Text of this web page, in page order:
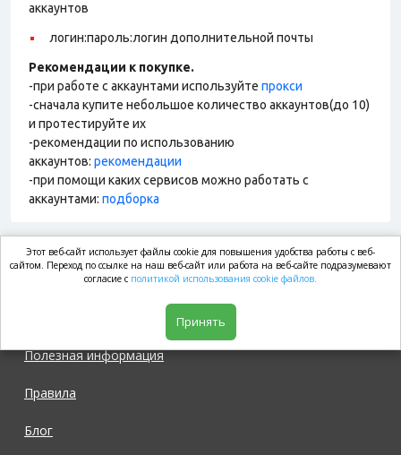
аккаунтов
логин:пароль:логин дополнительной почты
Рекомендации к покупке.
-при работе с аккаунтами используйте прокси
-сначала купите небольшое количество аккаунтов(до 10)
и протестируйте их
-рекомендации по использованию
аккаунтов: рекомендации
-при помощи каких сервисов можно работать с
аккаунтами: подборка
market.com
Полезная информация
Правила
Блог
Этот веб-сайт использует файлы cookie для повышения удобства работы с веб-
сайтом. Переход по ссылке на наш веб-сайт или работа на веб-сайте подразумевают
согласие с политикой использования cookie файлов.
Принять